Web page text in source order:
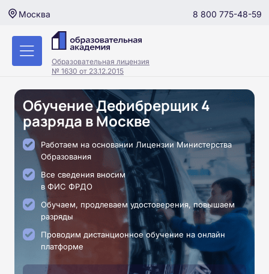
Москва 8 800 775-48-59
Образовательная лицензия
№ 1630 от 23.12.2015
Обучение Дефибрерщик 4
разряда в Москве
Работаем на основании Лицензии Министерства
Образования
Все сведения вносим
в ФИС ФРДО
Обучаем, продлеваем удостоверения, повышаем
разряды
Проводим дистанционное обучение на онлайн
платформе